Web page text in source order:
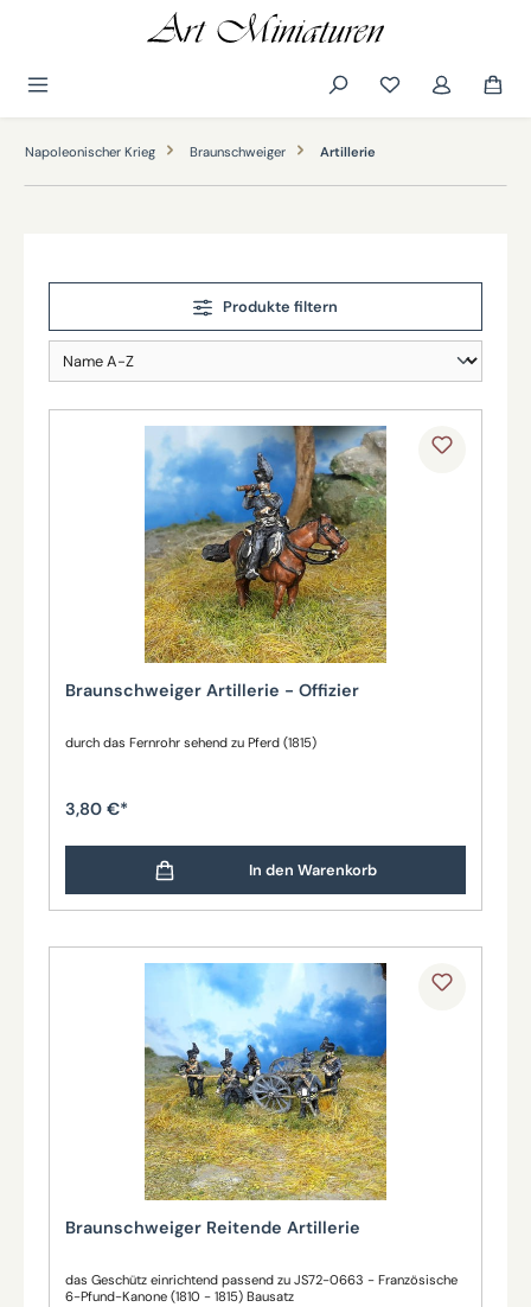
Napoleonischer Krieg Braunschweiger Artillerie
Produkte filtern
Braunschweiger Artillerie - Offizier
durch das Fernrohr sehend zu Pferd (1815)
3,80 €*
In den Warenkorb
Braunschweiger Reitende Artillerie
das Geschütz einrichtend passend zu JS72-0663 - Französische
6-Pfund-Kanone (1810 - 1815) Bausatz